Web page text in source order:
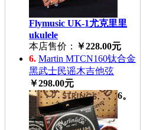
Flymusic UK-1尤克里里
ukulele
本店售价： ￥228.00元
6. Martin MTCN160钛合金
黑武士民谣木吉他弦
￥298.00元
6。